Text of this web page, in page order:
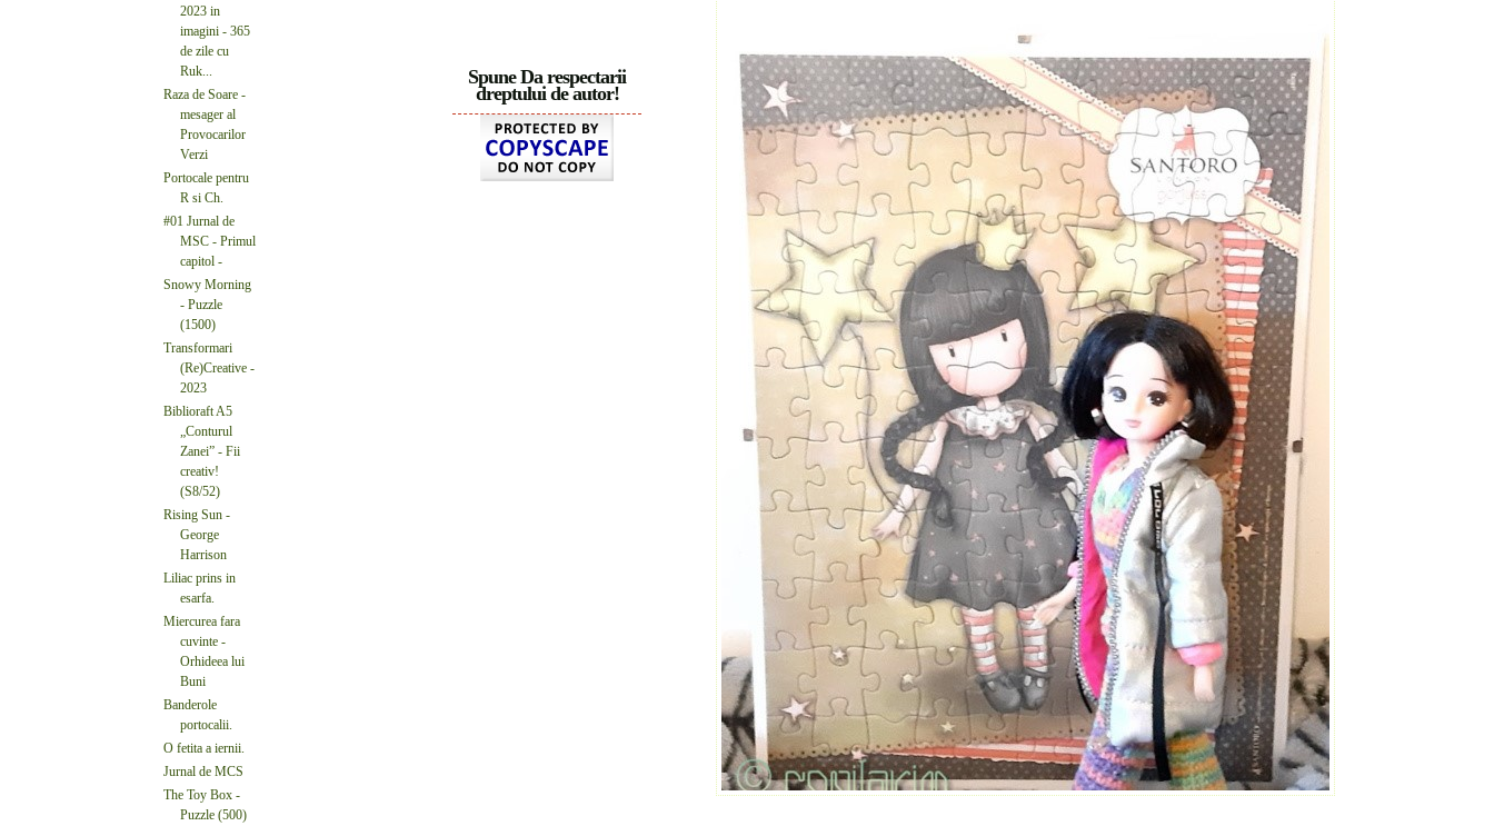
Spune Da respectarii
dreptului de autor!
2023 in
imagini - 365
de zile cu
Ruk...
Raza de Soare -
mesager al
Provocarilor
Verzi
Portocale pentru
R si Ch.
#01 Jurnal de
MSC - Primul
capitol -
Snowy Morning
- Puzzle
(1500)
Transformari
(Re)Creative -
2023
Biblioraft A5
„Conturul
Zanei” - Fii
creativ!
(S8/52)
Rising Sun -
George
Harrison
Liliac prins in
esarfa.
Miercurea fara
cuvinte -
Orhideea lui
Buni
Banderole
portocalii.
O fetita a iernii.
Jurnal de MCS
The Toy Box -
Puzzle (500)